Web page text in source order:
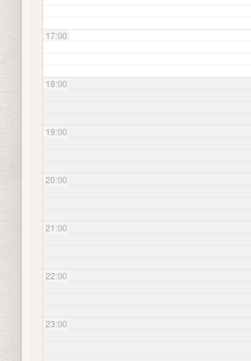
17:00
18:00
19:00
20:00
21:00
22:00
23:00